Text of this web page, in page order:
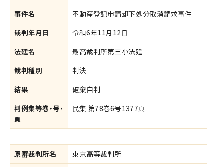
事件名
不動産登記申請却下処分取消請求事件
裁判年月日
令和6年11月12日
法廷名
最高裁判所第三小法廷
裁判種別
判決
結果
破棄自判
判例集等巻・号・
頁
民集 第78巻6号1377頁
原審裁判所名
東京高等裁判所